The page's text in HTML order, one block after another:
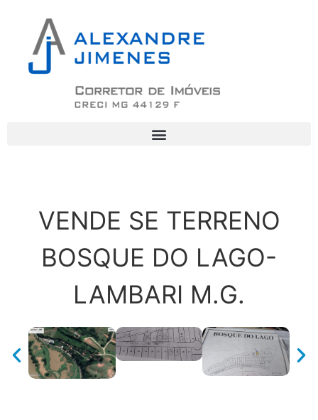
VENDE SE TERRENO
BOSQUE DO LAGO-
LAMBARI M.G.